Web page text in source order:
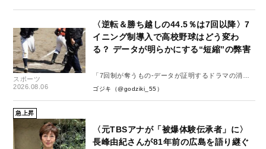
スポーツ
2026.08.06
〈逆転＆勝ち越しの44.5％は7回以降〉7
イニング制導入で高校野球はどう変わ
る？ データが明らかにする“短縮”の弊害
「7回制が奪うもの-データが証明するドラマの消
失-」
ゴジキ（@godziki_55）
急上昇
〈元TBSアナが「被爆体験伝承者」に〉
長峰由紀さんが81年前の広島を語り継ぐ